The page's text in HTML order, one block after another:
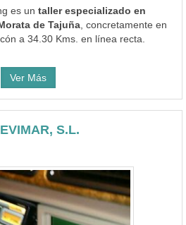
es un taller especializado en
de Tajuña , concretamente en
a 34.30 Kms. en línea recta.
Ver Más
S.L.